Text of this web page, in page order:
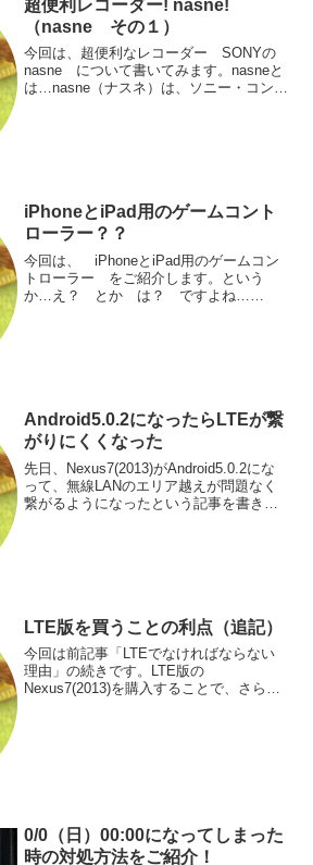
超便利レコーダー! nasne!
（nasne その１）
今回は、超便利なレコーダー SONYの
nasne について書いてみます。nasneと
は…nasne（ナスネ）は、ソニー・コンピ
iPhoneとiPad用のゲームコント
ローラー？？
今回は、 iPhoneとiPad用のゲームコン
トローラー をご紹介します。という
か…え？ とか は？ ですよね…
Android5.0.2になったらLTEが繋
がりにくくなった
先日、Nexus7(2013)がAndroid5.0.2にな
って、無線LANのエリア越えが問題なく
繋がるようになったという記事を書きま
LTE版を買うことの利点（追記）
今回は前記事「LTEでなければならない
理由」の続きです。LTE版の
Nexus7(2013)を購入することで、さらな
0/0（日）00:00になってしまった
時の対処方法をご紹介！